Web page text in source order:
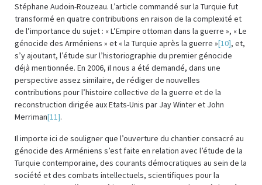
Stéphane Audoin-Rouzeau. L’article commandé sur la Turquie fut
transformé en quatre contributions en raison de la complexité et
de l’importance du sujet : « L’Empire ottoman dans la guerre », « Le
génocide des Arméniens » et « la Turquie après la guerre »[10], et,
s’y ajoutant, l’étude sur l’historiographie du premier génocide
déjà mentionnée. En 2006, il nous a été demandé, dans une
perspective assez similaire, de rédiger de nouvelles
contributions pour l’histoire collective de la guerre et de la
reconstruction dirigée aux Etats-Unis par Jay Winter et John
Merriman[11].
Il importe ici de souligner que l’ouverture du chantier consacré au
génocide des Arméniens s’est faite en relation avec l’étude de la
Turquie contemporaine, des courants démocratiques au sein de la
société et des combats intellectuels, scientifiques pour la